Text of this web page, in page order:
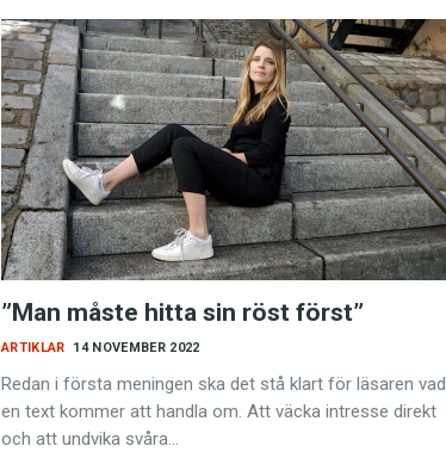
”Man måste hitta sin röst först”
14 NOVEMBER 2022
ARTIKLAR
Redan i första meningen ska det stå klart för läsaren vad
en text kommer att handla om. Att väcka intresse direkt
och att undvika svåra…